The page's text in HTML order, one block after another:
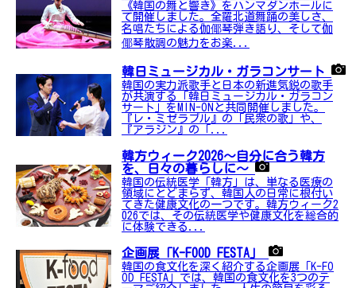
《韓国の舞と響き》をハンマダンホールに
て開催しました。全羅北道舞踊の美しさ、
名唱たちによる伽倻琴弾き語り、そして伽
倻琴散調の魅力をお楽...
韓日ミュージカル・ガラコンサート
韓国の実力派歌手と日本の新進気鋭の歌手
が共演する「韓日ミュージカル・ガラコン
サート」をMIN-ONと共同開催しました。
『レ・ミゼラブル』の「民衆の歌」や、
『アラジン』の「...
韓方ウィーク2026～自分に合う韓方
を、日々の暮らしに～
韓国の伝統医学「韓方」は、単なる医療の
領域にとどまらず、韓国人の日常に根付い
てきた健康文化の一つです。韓方ウィーク2
026では、その伝統医学や健康文化を総合的
に体験できる...
企画展「K-FOOD FESTA」
韓国の食文化を深く紹介する企画展「K-FO
OD FESTA」では、韓国の食文化を3つのテ